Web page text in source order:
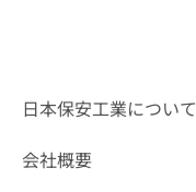
日本保安工業について
会社概要